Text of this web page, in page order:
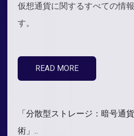
仮想通貨に関するすべての情
す。
READ MORE
「分散型ストレージ：暗号通
術」..